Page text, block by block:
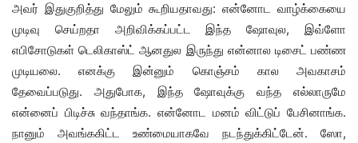
அவர் இதுகுறித்து மேலும் கூறியதாவது: என்னோட வாழ்க்கையை
முடிவு செய்றதா அறிவிக்கப்பட்ட இந்த ஷோவுல, இவ்ளோ
எபிசோடுகள் டெலிகாஸ்ட் ஆனதுல இருந்து என்னால டிசைட் பண்ண
முடியலை. எனக்கு இன்னும் கொஞ்சம் கால அவகாசம்
தேவைப்படுது. அதுபோக, இந்த ஷோவுக்கு வந்த எல்லாருமே
என்னைப் பிடிச்சு வந்தாங்க. என்னோட மனம் விட்டுப் பேசினாங்க.
நானும் அவங்ககிட்ட உண்மையாகவே நடந்துக்கிட்டேன். ஸோ,